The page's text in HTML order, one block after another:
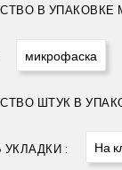
В УПАКОВКЕ
микрофаска
ШТУК В
: На